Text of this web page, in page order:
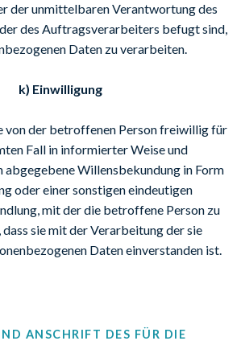
der unmittelbaren Verantwortung des
des Auftragsverarbeiters befugt sind,
Daten zu verarbeiten.
k) Einwilligung
von der betroffenen Person freiwillig für
Fall in informierter Weise und
abgegebene Willensbekundung in Form
oder einer sonstigen eindeutigen
mit der die betroffene Person zu
sie mit der Verarbeitung der sie
Daten einverstanden ist.
ANSCHRIFT DES FÜR DIE